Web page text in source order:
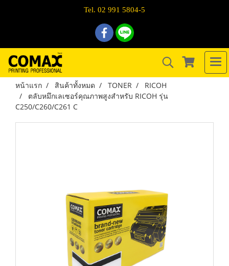
Tel. 02 991 5804-5
หน้าแรก สินค้าทั้งหมด TONER
RICOH
ตลับหมึกเลเซอร์คุณภาพสูงสำหรับ RICOH รุ่น
C250/C260/C261 C